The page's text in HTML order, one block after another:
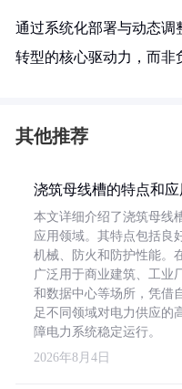
通过系统化部署与动态调
转型的核心驱动力，而非
其他推荐
浇筑母线槽的特点和
本文详细介绍了浇筑母线
应用领域。其特点包括良
机械、防火和防护性能。
广泛用于商业建筑、工业
和数据中心等场所，凭借
足不同领域对电力供应的
障电力系统稳定运行。
2026年8月4日